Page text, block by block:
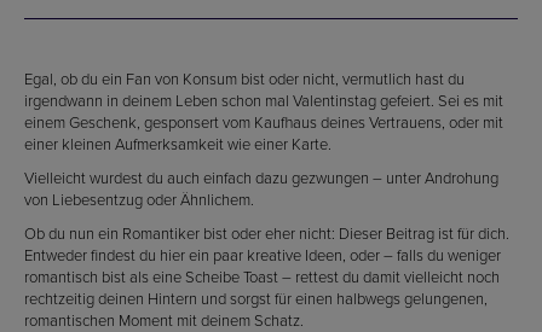
Egal, ob du ein Fan von Konsum bist oder nicht, vermutlich hast du
irgendwann in deinem Leben schon mal Valentinstag gefeiert. Sei es mit
einem Geschenk, gesponsert vom Kaufhaus deines Vertrauens, oder mit
einer kleinen Aufmerksamkeit wie einer Karte.
Vielleicht wurdest du auch einfach dazu gezwungen – unter Androhung
von Liebesentzug oder Ähnlichem.
Ob du nun ein Romantiker bist oder eher nicht: Dieser Beitrag ist für dich.
Entweder findest du hier ein paar kreative Ideen, oder – falls du weniger
romantisch bist als eine Scheibe Toast – rettest du damit vielleicht noch
rechtzeitig deinen Hintern und sorgst für einen halbwegs gelungenen,
romantischen Moment mit deinem Schatz.